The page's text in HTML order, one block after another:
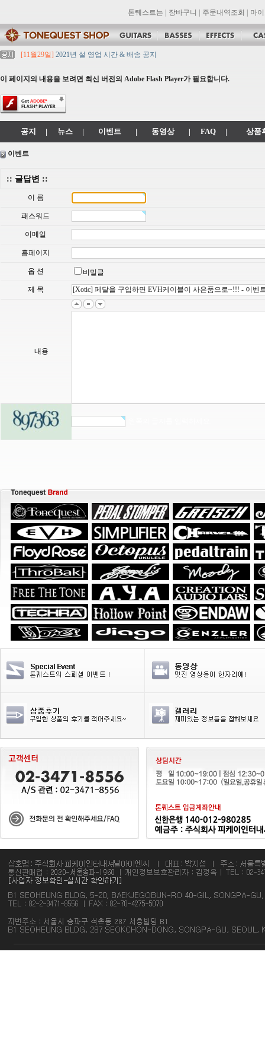
톤퀘스트는 장바구니 주문내역조회 마
[11월29일] 2021년 설 영업 시간 & 배송 공지
[11월29일]톤퀘스트 10월 휴무일 안내입니다.
[11월29일]
톤퀘스트쇼핑몰 리뉴얼 되었습니다. -> .com 에서 .co.kr 로 변경됩
이 페이지의 내용을 보려면 최신 버전의 Adobe Flash Player가 필요합니다.
공지 | 뉴스 | 이벤트 | 동영상 | FAQ | 상품
이벤트
:: 글답변 ::
이 름
패스워드
이메일
홈페이지
옵 션 비밀글
제 목
내용